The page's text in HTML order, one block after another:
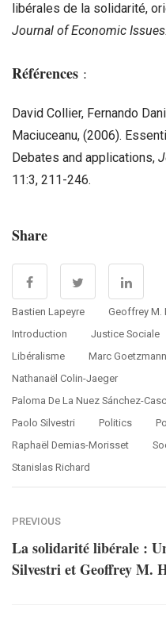
libérales de la solidarité,
Journal of Economic Issues.
Références :
David Collier, Fernando
Maciuceanu, (2006).
Debates and applications,
11:3, 211-246.
Share
Bastien Lapeyre
Geoffrey M.
Introduction
Justice Sociale
Libéralisme
Marc Goetzmann
Nathanaël Colin-Jaeger
Paloma De La Nuez Sánchez-
Paolo Silvestri
Politics
Raphaël Demias-Morisset
Stanislas Richard
PREVIOUS
La solidarité libérale :
Silvestri et Geoffrey M.